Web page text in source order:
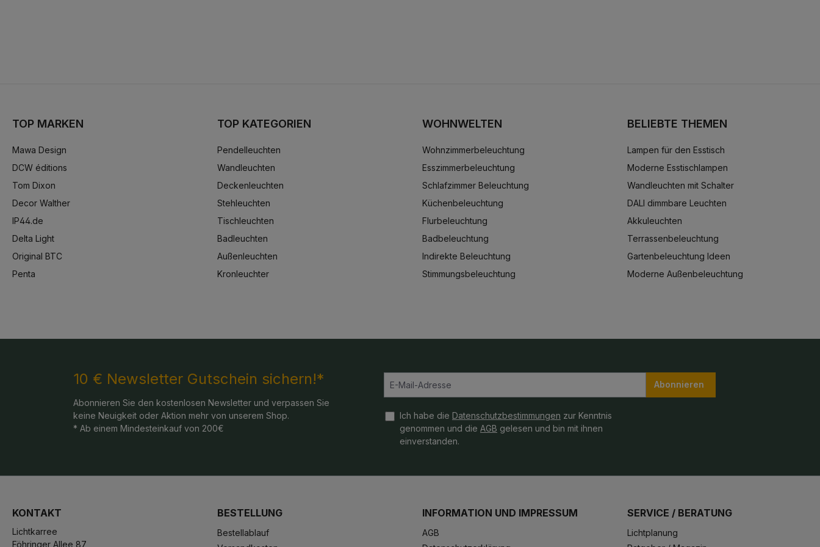
TOP MARKEN
Mawa Design
DCW éditions
Tom Dixon
Decor Walther
IP44.de
Delta Light
Original BTC
Penta
TOP KATEGORIEN
Pendelleuchten
Wandleuchten
Deckenleuchten
Stehleuchten
Tischleuchten
Badleuchten
Außenleuchten
Kronleuchter
WOHNWELTEN
Wohnzimmerbeleuchtung
Esszimmerbeleuchtung
Schlafzimmer Beleuchtung
Küchenbeleuchtung
Flurbeleuchtung
Badbeleuchtung
Indirekte Beleuchtung
Stimmungsbeleuchtung
BELIEBTE THEMEN
Lampen für den Esstisch
Moderne Esstischlampen
Wandleuchten mit Schalter
DALI dimmbare Leuchten
Akkuleuchten
Terrassenbeleuchtung
Gartenbeleuchtung Ideen
Moderne Außenbeleuchtung
10 € Newsletter Gutschein sichern!*
Abonnieren Sie den kostenlosen Newsletter und verpassen Sie
keine Neuigkeit oder Aktion mehr von unserem Shop.
* Ab einem Mindesteinkauf von 200€
Abonnieren
Ich habe die Datenschutzbestimmungen zur Kenntnis
genommen und die AGB gelesen und bin mit ihnen
einverstanden.
KONTAKT
Lichtkarree
Föhringer Allee 87
BESTELLUNG
Bestellablauf
INFORMATION UND IMPRESSUM
AGB
SERVICE / BERATUNG
Lichtplanung